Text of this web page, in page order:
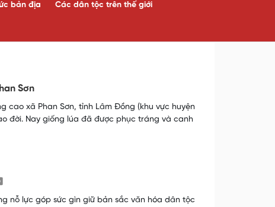
bản địa Các dân tộc trên thế giới
Sơn
cao xã Phan Sơn, tỉnh Lâm Đồng (khu vực huyện
đời. Nay giống lúa đã được phục tráng và canh
nỗ lực góp sức gìn giữ bản sắc văn hóa dân tộc